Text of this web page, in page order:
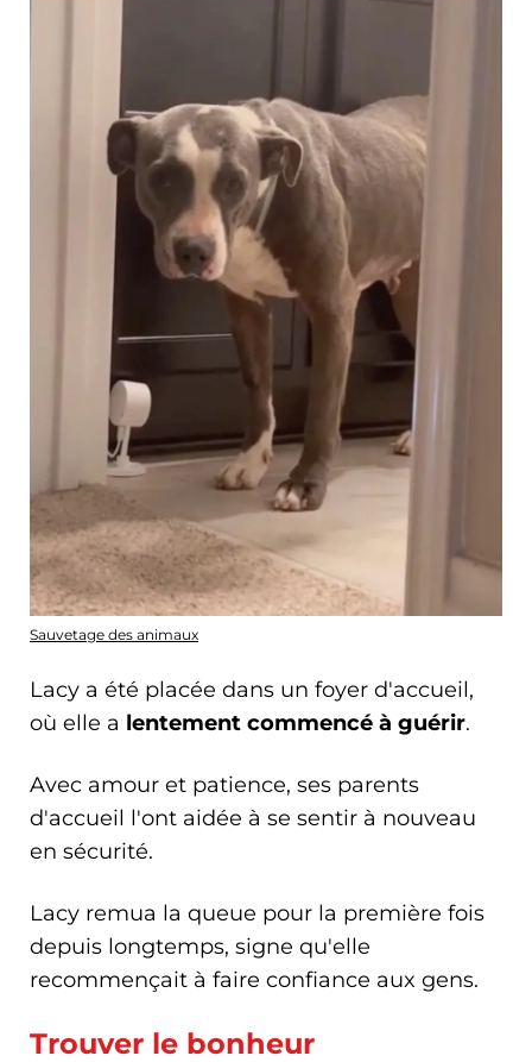
Sauvetage des animaux
Lacy a été placée dans un foyer d'accueil,
où elle a lentement commencé à guérir.
Avec amour et patience, ses parents
d'accueil l'ont aidée à se sentir à nouveau
en sécurité.
Lacy remua la queue pour la première fois
depuis longtemps, signe qu'elle
recommençait à faire confiance aux gens.
Trouver le bonheur